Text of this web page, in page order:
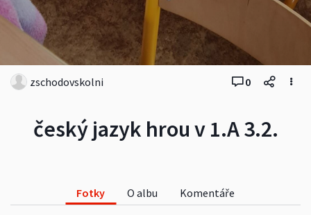
český jazyk hrou v 1.A 3.2.
zschodovskolni 0
Fotky O albu Komentáře